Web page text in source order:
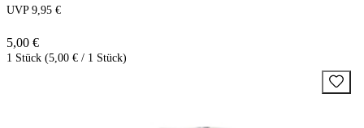
UVP 9,95 €
5,00 €
1 Stück (5,00 € / 1 Stück)